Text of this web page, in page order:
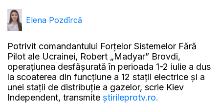
Elena Pozdîrcă
Potrivit comandantului Forțelor Sistemelor Fără
Pilot ale Ucrainei, Robert „Madyar” Brovdi,
operațiunea desfășurată în perioada 1-2 iulie a dus
la scoaterea din funcțiune a 12 stații electrice și a
unei stații de distribuție a gazelor, scrie Kiev
Independent, transmite știrileprotv.ro.